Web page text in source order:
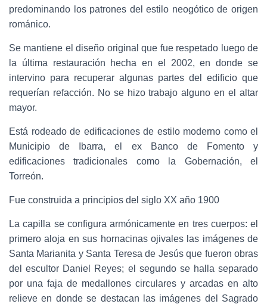
predominando los patrones del estilo neogótico de origen
románico.
Se mantiene el diseño original que fue respetado luego de
la última restauración hecha en el 2002, en donde se
intervino para recuperar algunas partes del edificio que
requerían refacción. No se hizo trabajo alguno en el altar
mayor.
Está rodeado de edificaciones de estilo moderno como el
Municipio de Ibarra, el ex Banco de Fomento y
edificaciones tradicionales como la Gobernación, el
Torreón.
Fue construida a principios del siglo XX año 1900
La capilla se configura armónicamente en tres cuerpos: el
primero aloja en sus hornacinas ojivales las imágenes de
Santa Marianita y Santa Teresa de Jesús que fueron obras
del escultor Daniel Reyes; el segundo se halla separado
por una faja de medallones circulares y arcadas en alto
relieve en donde se destacan las imágenes del Sagrado